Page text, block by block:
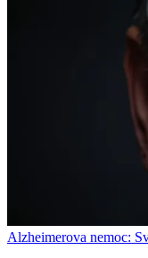
Alzheimerova nemoc: